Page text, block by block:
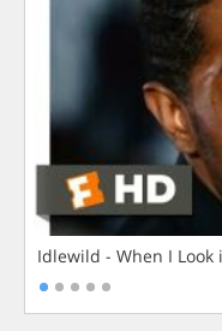
Idlewild - When I Look